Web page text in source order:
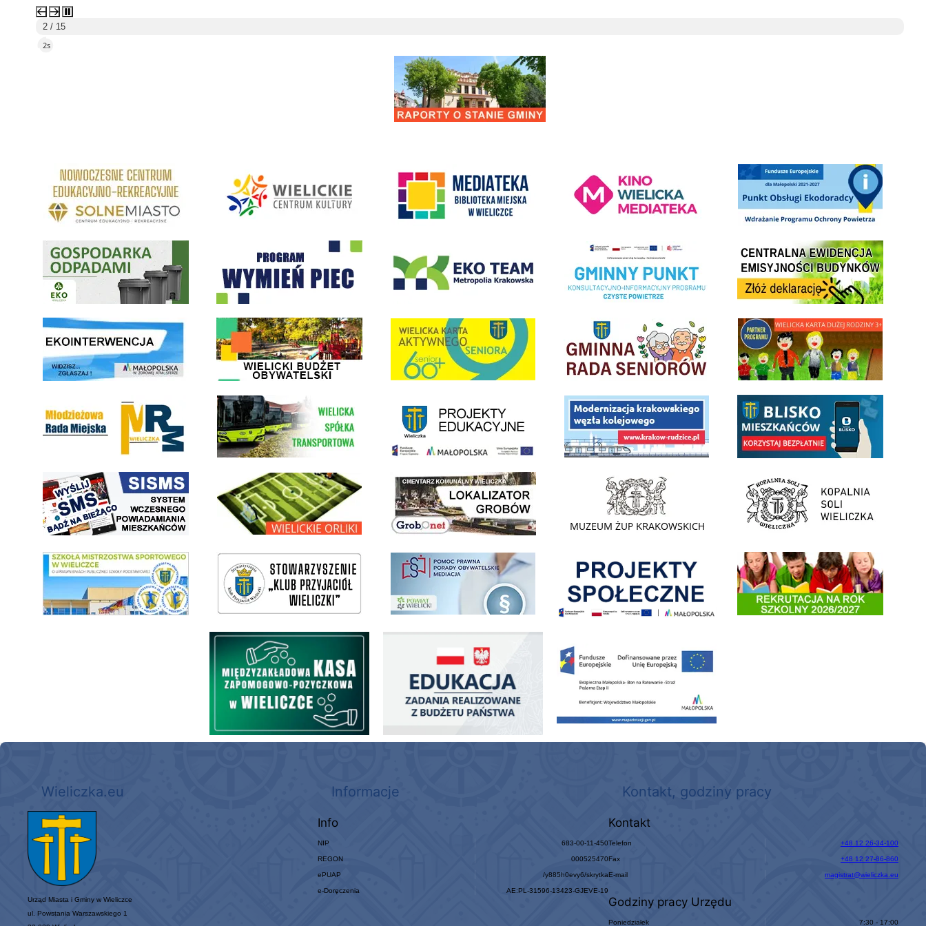
3 / 15
5s
Raporty o stanie Gminy Wieliczka
link do strony Centrum Edukacyjno Rekreacyjne Punkt Obsługi Ekodoradcy Wieliczka
Gospodarka odpadami na terenie Miasta i Gminy WieliczkaProgram "Czyste Powietrze" - Wieliczka Realizacja Programu Czyste Powietrze w Gminie WieliczkaCentrala Ewidencja Emisyjności Budynków - złóż
link do strony ekointerwencja dot.- powietrza link do strony - Wielicki Budżet Obywatelski link do strony Wielicka Karta Aktywnego Seniora link do strony Gminnej Rady Seniorow - Wieliczka link do strony - Wielicka Karta Dużej Rodziny
link do strony Wielickiej Spółki Transportowej link do strony - projekty edukacyjne dofinansowane z Europejskiego Funduszu Społecznego
link do opisu projektu budowy linii kolejowej Krakow Rudzicelink do opisu aplikacji - BLISKO, Gmina Wieliczka w
link do strony systemu wczesnego ostrzegania mieszkańców SISMSlink do opisu projektu Wielickie Orliki link do lokalizatora grobów na wielickim cmentarzu - grobnetlink do strony - Muzeum Żup Krakowskich Wieliczka link do strony Kopalni Soli Wieliczka
link do SMS Wieliczka wieliczka-wieliczanie na bis pomoc prawna wieliczka Informacja o terminach rekrutacji na rok szkolny 2026/
Międzyzakładowa Kasa Zapomogowo - Pożyczkowa
Zakup fabrycznie nowego, średniego samochodu ratowniczo-gaśniczego z napędem 4x4 dla OSP Kokotów
Wieliczka.eu
Urząd Miasta i Gminy w Wieliczce
ul. Powstania Warszawskiego 1
Informacje
Info
NIP 683-00-11-450
REGON 000525470
ePUAP /y885h0evy6/skrytka
e-Doręczenia AE:PL-31596-13423-GJEVE-19
Kontakt, godziny pracy
Kontakt
Telefon +48 12 26-34-100
Fax +48 12 27-86-860
E-mail magistrat@wieliczka.eu
Godziny pracy Urzędu
Poniedziałek 7:30 - 17:00